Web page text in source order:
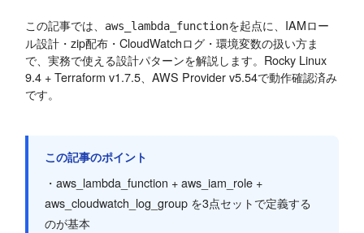
この記事では、
aws_lambda_functionを起点に、IAMロー
ル設計・zip配布・CloudWatchログ・環境変数の扱い方ま
で、実務で使える設計パターンを解説します。Rocky Linux
9.4 + Terraform v1.7.5、AWS Provider v5.54で動作確認済み
です。
この記事のポイント
・aws_lambda_function + aws_iam_role +
aws_cloudwatch_log_group を3点セットで定義する
のが基本